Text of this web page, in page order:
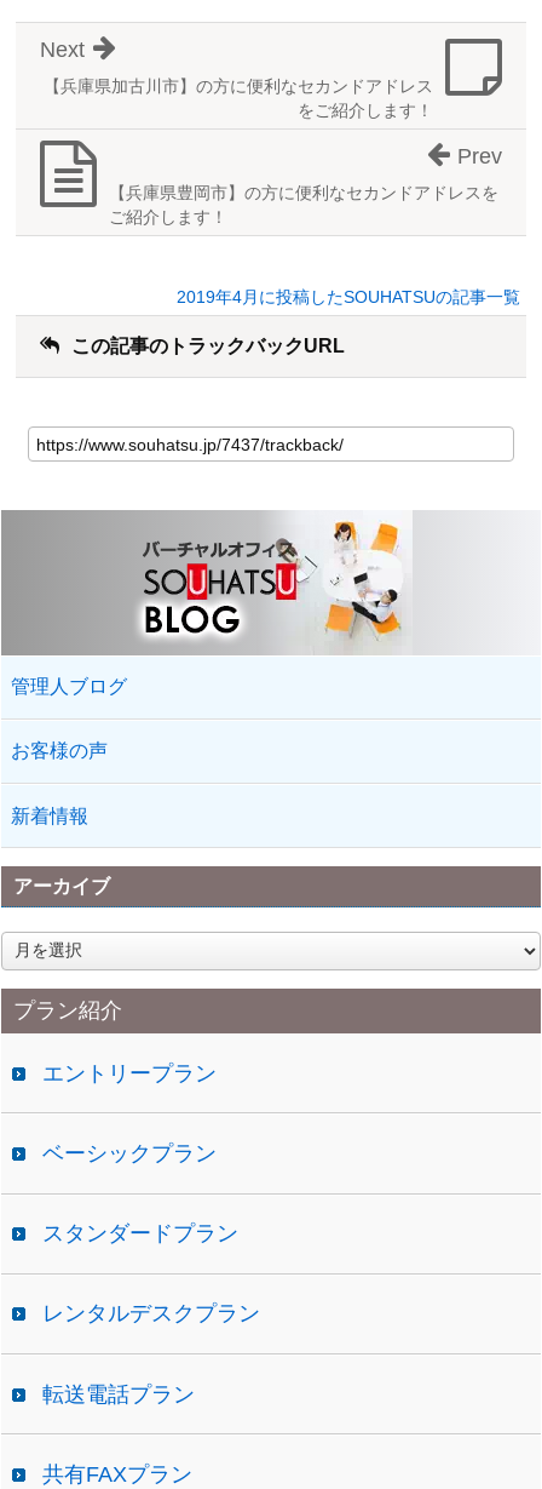
【兵庫県加古川市】の方に便利なセカンドアドレス
をご紹介します！
Next
【兵庫県豊岡市】の方に便利なセカンドアドレスを
ご紹介します！
Prev
2019年4月に投稿したSOUHATSUの記事一覧
この記事のトラックバックURL
管理人ブログ
お客様の声
新着情報
アーカイブ
ア
ー
カ
イプラン紹介
エントリープラン
ベーシックプラン
スタンダードプラン
レンタルデスクプラン
転送電話プラン
共有FAXプラン